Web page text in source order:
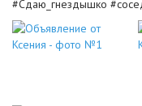
#Сдаю_гнездышко